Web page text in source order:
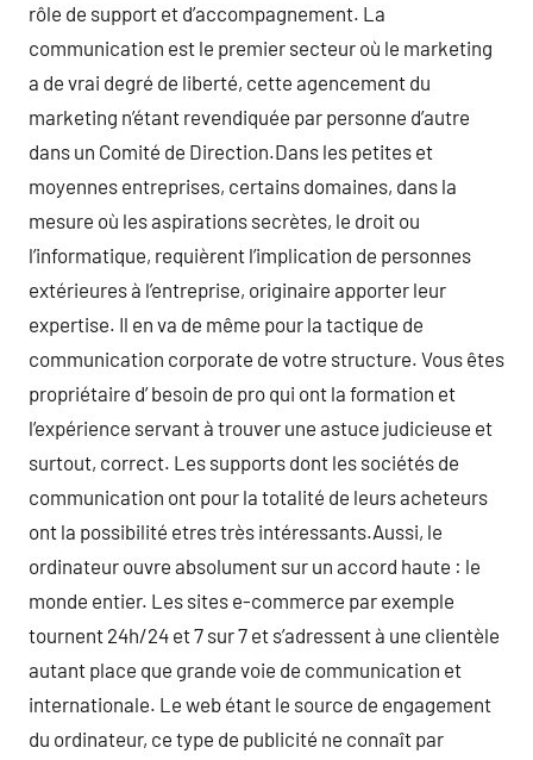
rôle de support et d’accompagnement. La
communication est le premier secteur où le marketing
a de vrai degré de liberté, cette agencement du
marketing n’étant revendiquée par personne d’autre
dans un Comité de Direction.Dans les petites et
moyennes entreprises, certains domaines, dans la
mesure où les aspirations secrètes, le droit ou
l’informatique, requièrent l’implication de personnes
extérieures à l’entreprise, originaire apporter leur
expertise. Il en va de même pour la tactique de
communication corporate de votre structure. Vous êtes
propriétaire d’ besoin de pro qui ont la formation et
l’expérience servant à trouver une astuce judicieuse et
surtout, correct. Les supports dont les sociétés de
communication ont pour la totalité de leurs acheteurs
ont la possibilité etres très intéressants.Aussi, le
ordinateur ouvre absolument sur un accord haute : le
monde entier. Les sites e-commerce par exemple
tournent 24h/24 et 7 sur 7 et s’adressent à une clientèle
autant place que grande voie de communication et
internationale. Le web étant le source de engagement
du ordinateur, ce type de publicité ne connaît par